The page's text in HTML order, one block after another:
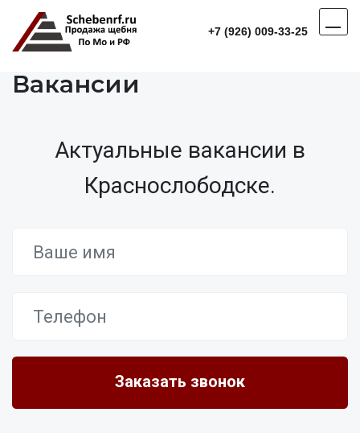
+7 (926) 009-33-25
Вакансии
Актуальные вакансии в
Краснослободске.